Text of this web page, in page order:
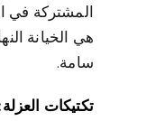
المشتركة في
هي الخيانة
سامة.
تكتيكات العزلة: